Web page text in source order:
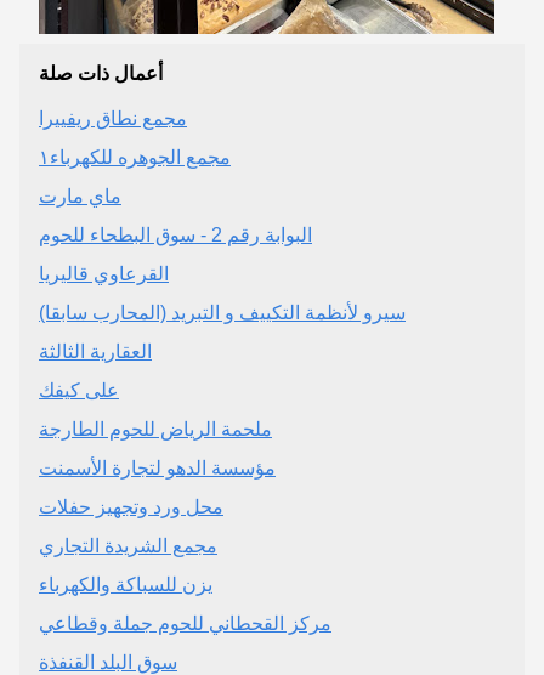
أعمال ذات صلة
مجمع نطاق ريفييرا
مجمع الجوهره للكهرباء١
ماي مارت
البوابة رقم 2 - سوق البطحاء للحوم
القرعاوي قاليريا
سيرو لأنظمة التكييف و التبريد (المحارب سابقا)
العقارية الثالثة
على كيفك
ملحمة الرياض للحوم الطارجة
مؤسسة الدهو لتجارة الأسمنت
محل ورد وتجهيز حفلات
مجمع الشريدة التجاري
يزن للسباكة والكهرباء
مركز القحطاني للحوم جملة وقطاعي
سوق البلد القنفذة